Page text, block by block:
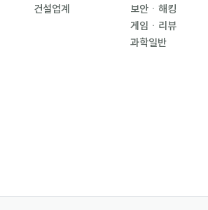
건설업계
보안ㆍ해킹
게임ㆍ리뷰
과학일반